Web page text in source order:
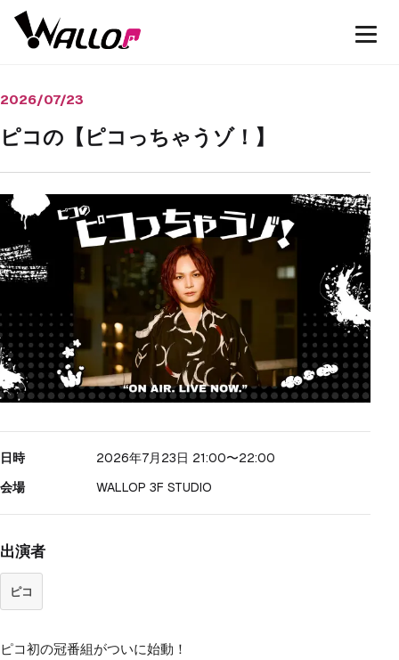
2026/07/23
ピコの【ピコっちゃうゾ！】
日時 2026年7月23日 21:00〜22:00
会場
WALLOP 3F STUDIO
出演者
ピコ
ピコ初の冠番組がついに始動！